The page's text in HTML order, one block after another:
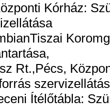
Kórház:
Rt.,Pécs,
Ítélőtábla: